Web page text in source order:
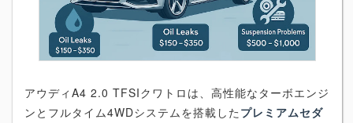
アウディA4 2.0 TFSIクワトロは、高性能なターボエンジ
ンとフルタイム4WDシステムを搭載した プレミアムセダ